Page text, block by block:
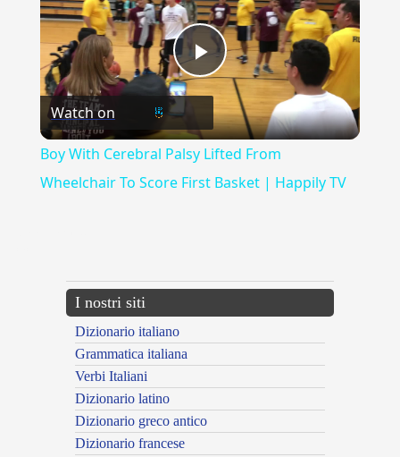
Play
Video
Watch on
Boy With Cerebral Palsy Lifted From
Wheelchair To Score First Basket | Happily TV
I nostri siti
Dizionario italiano
Grammatica italiana
Verbi Italiani
Dizionario latino
Dizionario greco antico
Dizionario francese